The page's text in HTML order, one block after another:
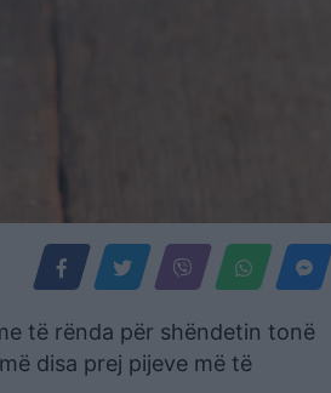
të rënda për shëndetin tonë
disa prej pijeve më të